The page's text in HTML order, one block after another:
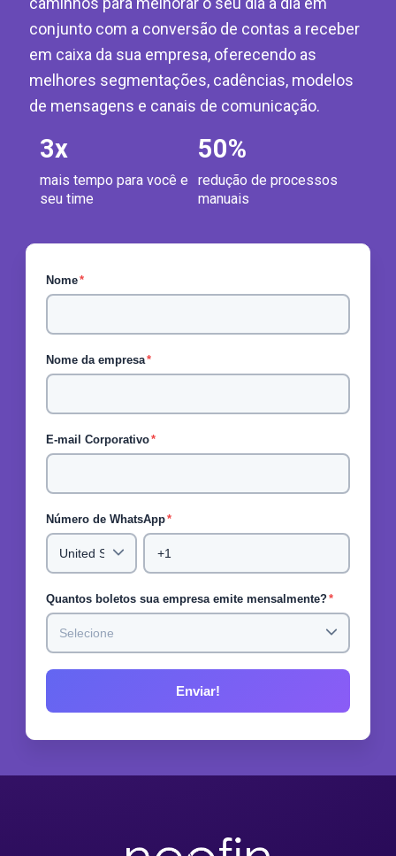
conjunto com a conversão de contas a receber
em caixa da sua empresa, oferecendo as
melhores segmentações, cadências, modelos
de mensagens e canais de comunicação.
3x
mais tempo para você e
seu time
50%
redução de processos
manuais
Nome*
Nome da empresa*
E-mail Corporativo*
Número de WhatsApp*
Quantos boletos sua empresa emite mensalmente?*